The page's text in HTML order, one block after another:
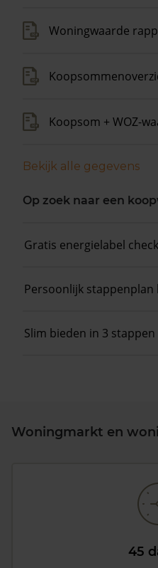
Woningwaarde
Koopsom + WOZ-
Bekijk alle gegevens
Op zoek naar een
Gratis energielabel check
Persoonlijk stappenplan
Slim bieden in 3 stappen
Woningmarkt en
45